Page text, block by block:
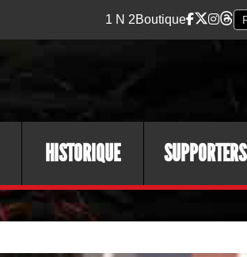
1 N 2Boutique
HISTORIQUE SUPPORTERS